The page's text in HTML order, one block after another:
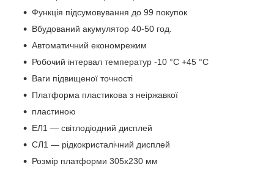
Функція підсумовування до 99 покупок
Вбудований акумулятор 40-50 год.
Автоматичний економрежим
Робочий інтервал температур -10 °C +45 °C
Ваги підвищеної точності
Платформа пластикова з неіржавкої
пластиною
EЛ1 — світлодіодний дисплей
СЛ1 — рідкокристалічний дисплей
Розмір платформи 305х230 мм